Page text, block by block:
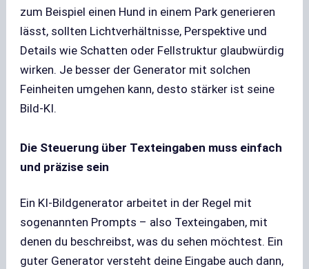
zum Beispiel einen Hund in einem Park generieren
lässt, sollten Lichtverhältnisse, Perspektive und
Details wie Schatten oder Fellstruktur glaubwürdig
wirken. Je besser der Generator mit solchen
Feinheiten umgehen kann, desto stärker ist seine
Bild-KI.
Die Steuerung über Texteingaben muss einfach
und präzise sein
Ein KI-Bildgenerator arbeitet in der Regel mit
sogenannten Prompts – also Texteingaben, mit
denen du beschreibst, was du sehen möchtest. Ein
guter Generator versteht deine Eingabe auch dann,